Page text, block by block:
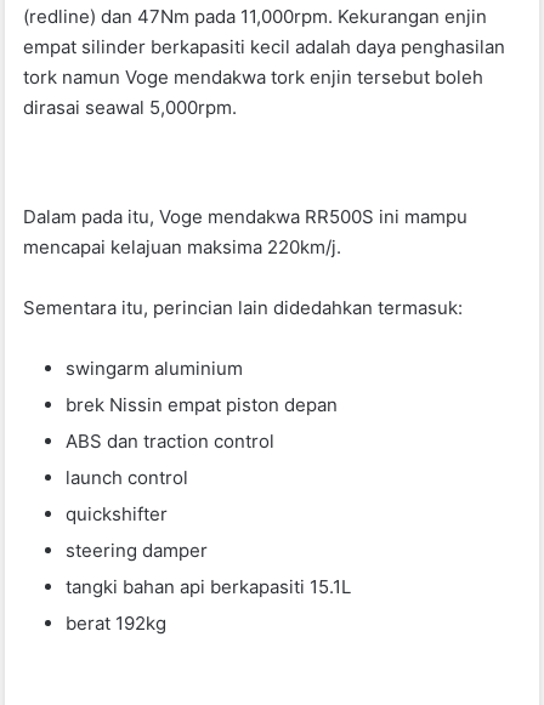
(redline) dan 47Nm pada 11,000rpm. Kekurangan enjin
empat silinder berkapasiti kecil adalah daya penghasilan
tork namun Voge mendakwa tork enjin tersebut boleh
dirasai seawal 5,000rpm.
Dalam pada itu, Voge mendakwa RR500S ini mampu
mencapai kelajuan maksima 220km/j.
Sementara itu, perincian lain didedahkan termasuk:
swingarm aluminium
brek Nissin empat piston depan
ABS dan traction control
launch control
quickshifter
steering damper
tangki bahan api berkapasiti 15.1L
berat 192kg